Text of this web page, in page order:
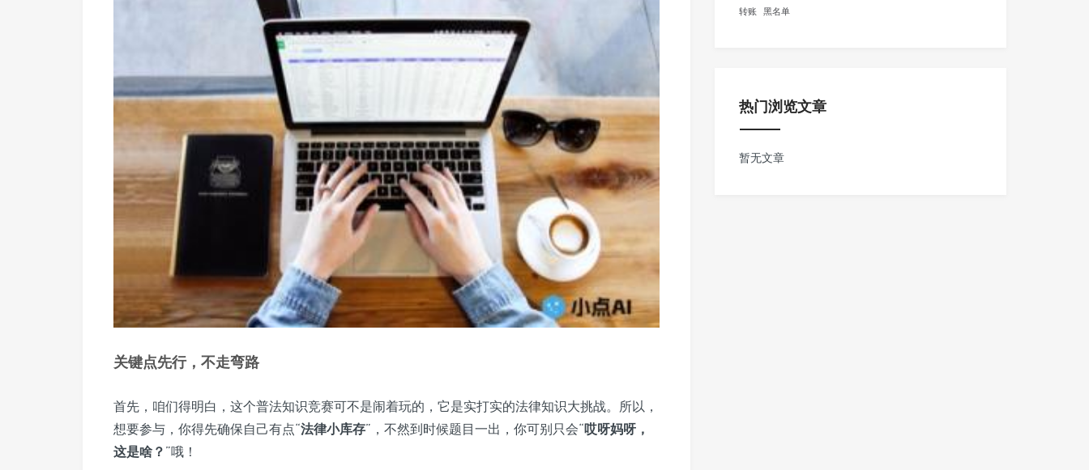
关键点先行，不走弯路
首先，咱们得明白，这个普法知识竞赛可不是闹着玩的，它是实打实的法律知识大挑战。所以，
想要参与，你得先确保自己有点“法律小库存”，不然到时候题目一出，你可别只会“哎呀妈呀，
这是啥？ ”哦！
转账 黑名单
热门浏览文章
暂无文章